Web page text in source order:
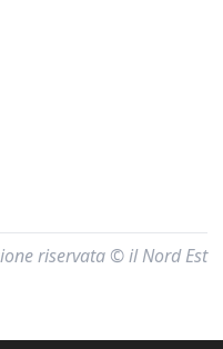
riservata © il Nord Est